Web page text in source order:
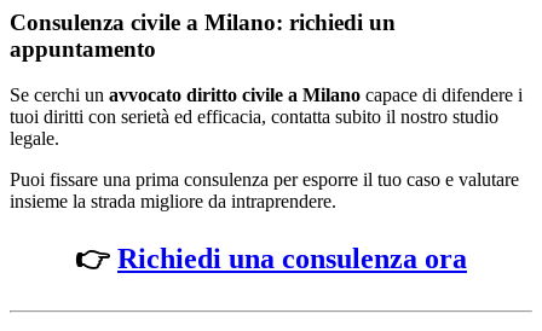
Consulenza civile a Milano: richiedi un
appuntamento
Se cerchi un avvocato diritto civile a Milano capace di difendere i
tuoi diritti con serietà ed efficacia, contatta subito il nostro studio
legale.
Puoi fissare una prima consulenza per esporre il tuo caso e valutare
insieme la strada migliore da intraprendere.
👉 Richiedi una consulenza ora